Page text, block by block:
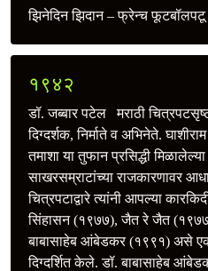
झिनेदिन झिदान – फ्रेन्च फूटबॉलपटू
१९४२
डॉ. जब्बार पटेल मराठी
दिग्दर्शक, निर्माते व अभिनेते.
तमाशा या तुफान प्रसिद्धी
साखरसम्राटांच्या राजकारणावर
चित्रपटाद्वारे त्यांनी आपल्या
सिंहासन (१९७७), जैत रे जैत
बाबासाहेब आंबेडकर (१९९१) असे
दिग्दर्शित केले. डॉ. बाबासाहेब